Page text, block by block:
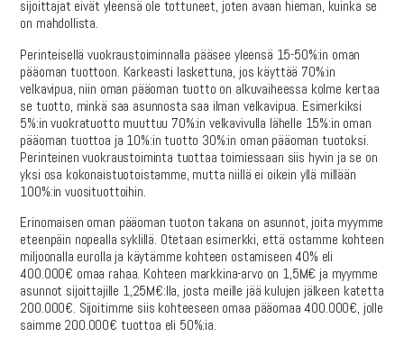
sijoittajat eivät yleensä ole tottuneet, joten avaan hieman, kuinka se
on mahdollista.
Perinteisellä vuokraustoiminnalla pääsee yleensä 15-50%:in oman
pääoman tuottoon. Karkeasti laskettuna, jos käyttää 70%:in
velkavipua, niin oman pääoman tuotto on alkuvaiheessa kolme kertaa
se tuotto, minkä saa asunnosta saa ilman velkavipua. Esimerkiksi
5%:in vuokratuotto muuttuu 70%:in velkavivulla lähelle 15%:in oman
pääoman tuottoa ja 10%:in tuotto 30%:in oman pääoman tuotoksi.
Perinteinen vuokraustoiminta tuottaa toimiessaan siis hyvin ja se on
yksi osa kokonaistuotoistamme, mutta niillä ei oikein yllä millään
100%:in vuosituottoihin.
Erinomaisen oman pääoman tuoton takana on asunnot, joita myymme
eteenpäin nopealla syklillä. Otetaan esimerkki, että ostamme kohteen
miljoonalla eurolla ja käytämme kohteen ostamiseen 40% eli
400.000€ omaa rahaa. Kohteen markkina-arvo on 1,5M€ ja myymme
asunnot sijoittajille 1,25M€:lla, josta meille jää kulujen jälkeen katetta
200.000€. Sijoitimme siis kohteeseen omaa pääomaa 400.000€, jolle
saimme 200.000€ tuottoa eli 50%:ia.